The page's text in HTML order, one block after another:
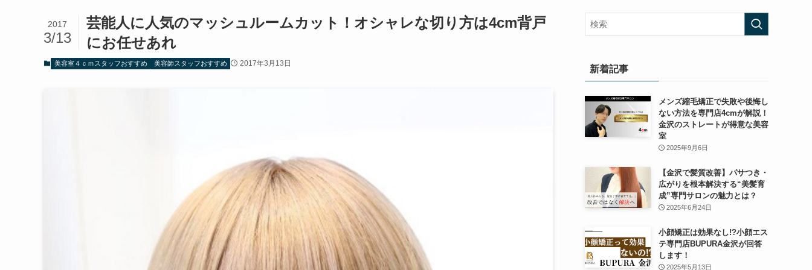
芸能人に人気のマッシュルームカット！オシャレな切り方は4cm背戸
にお任せあれ
2017
3/13
美容室４ｃｍスタッフおすすめ 美容師スタッフおすすめ 2017年3月13日
新着記事
メンズ縮毛矯正で失敗や後悔し
ない方法を専門店4cmが解説！
金沢のストレートが得意な美容
室
2025年9月6日
【金沢で髪質改善】パサつき・
広がりを根本解決する“美髪育
成”専門サロンの魅力とは？
2025年6月24日
小顔矯正は効果なし!?小顔エス
テ専門店BUPURA金沢が回答
します！
2025年5月13日